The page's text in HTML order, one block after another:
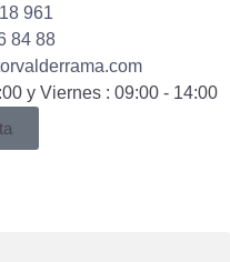
961
84 88
y Viernes : 09:00 - 14:00